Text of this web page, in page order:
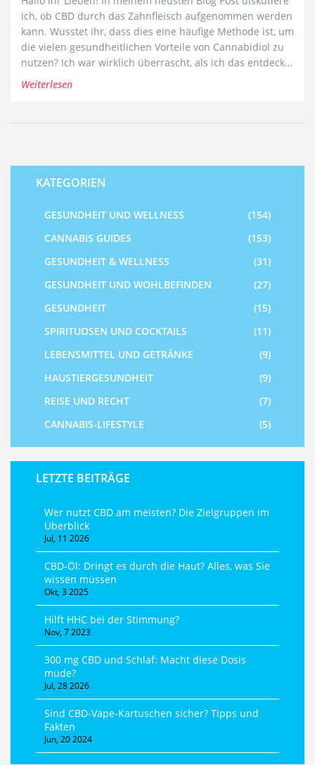
ich, ob CBD durch das Zahnfleisch aufgenommen werden
kann. Wusstet ihr, dass dies eine häufige Methode ist, um
die vielen gesundheitlichen Vorteile von Cannabidiol zu
nutzen? Ich war wirklich überrascht, als ich das entdeckt
habe! Schaut vorbei und entdeckt mit mir zusammen,
Weiterlesen
KATEGORIEN
GESUNDHEIT UND WELLNESS
(154)
CANNABIS GUIDES
(153)
GESUNDHEIT & WELLNESS
(31)
GESUNDHEIT UND WOHLBEFINDEN
(27)
GESUNDHEIT
(15)
SPIRITUOSEN UND COCKTAILS
(11)
LEBENSMITTEL UND GETRÄNKE
(9)
HAUSTIERGESUNDHEIT
(9)
REISE UND RECHT
(7)
CANNABIS-LIFESTYLE
(5)
LETZTE BEITRÄGE
Wer nutzt CBD am meisten? Die Zielgruppen im
Überblick
Jul, 11 2026
CBD-Öl: Dringt es durch die Haut? Alles, was Sie
wissen müssen
Okt, 3 2025
Hilft HHC bei der Stimmung?
Nov, 7 2023
300 mg CBD und Schlaf: Macht diese Dosis
müde?
Jul, 28 2026
Sind CBD-Vape-Kartuschen sicher? Tipps und
Fakten
Jun, 20 2024